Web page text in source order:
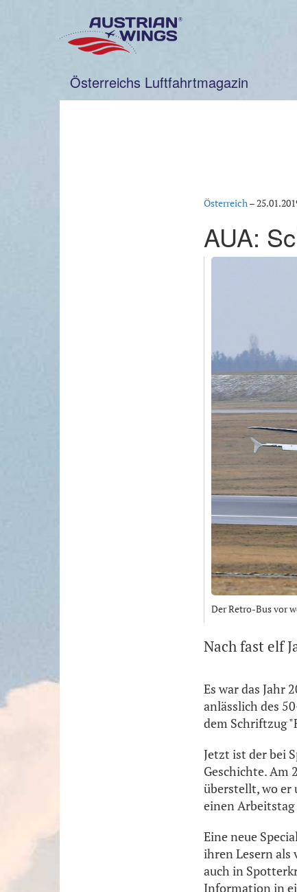
Österreichs Luftfahrtmagazin
Österreich–
AUA:
Der Retro-Bus vor
Nach fast elf
Es war das Jahr
anlässlich des
dem Schriftzug
Jetzt ist der bei
Geschichte. Am
überstellt, wo er
einen
Eine neue
ihren Lesern
auch in
Information in